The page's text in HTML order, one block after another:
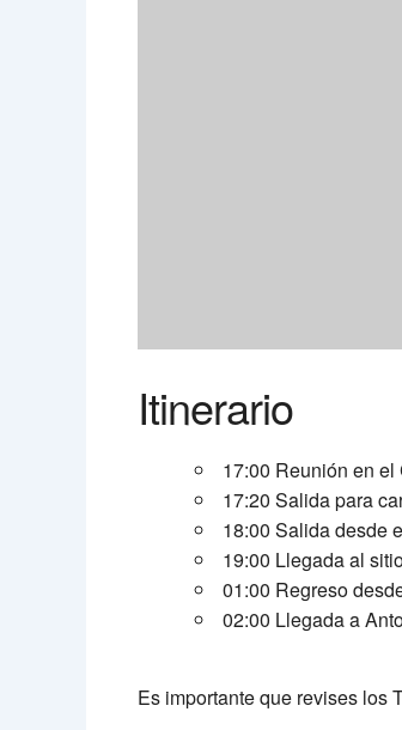
Itinerario
17:00 Reunión en
17:20 Salida para
18:00 Salida desde
19:00 Llegada al
01:00 Regreso
02:00 Llegada a
Es importante que revises los